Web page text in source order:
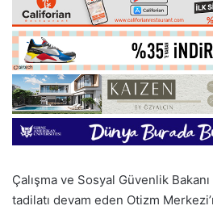
Çalışma ve Sosyal Güvenlik
tadilatı devam eden Otizm